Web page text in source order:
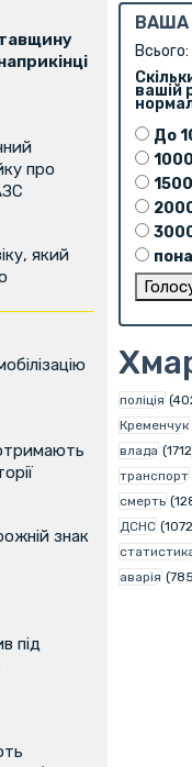
про
який
знак
під
ВАША
вашій
До
поліція
Кременчук
влада
транспорт
смерть
ДСНС
аварія